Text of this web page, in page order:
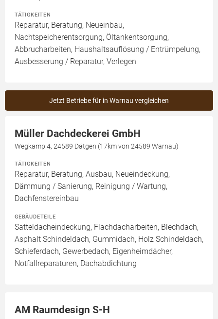
TÄTIGKEITEN
Reparatur, Beratung, Neueinbau,
Nachtspeicherentsorgung, Öltankentsorgung,
Abbrucharbeiten, Haushaltsauflösung / Entrümpelung,
Ausbesserung / Reparatur, Verlegen
Jetzt Betriebe für in Warnau vergleichen
Müller Dachdeckerei GmbH
Wegkamp 4, 24589 Dätgen (17km von 24589 Warnau)
TÄTIGKEITEN
Reparatur, Beratung, Ausbau, Neueindeckung,
Dämmung / Sanierung, Reinigung / Wartung,
Dachfenstereinbau
GEBÄUDETEILE
Satteldacheindeckung, Flachdacharbeiten, Blechdach,
Asphalt Schindeldach, Gummidach, Holz Schindeldach,
Schieferdach, Gewerbedach, Eigenheimdächer,
Notfallreparaturen, Dachabdichtung
AM Raumdesign S-H